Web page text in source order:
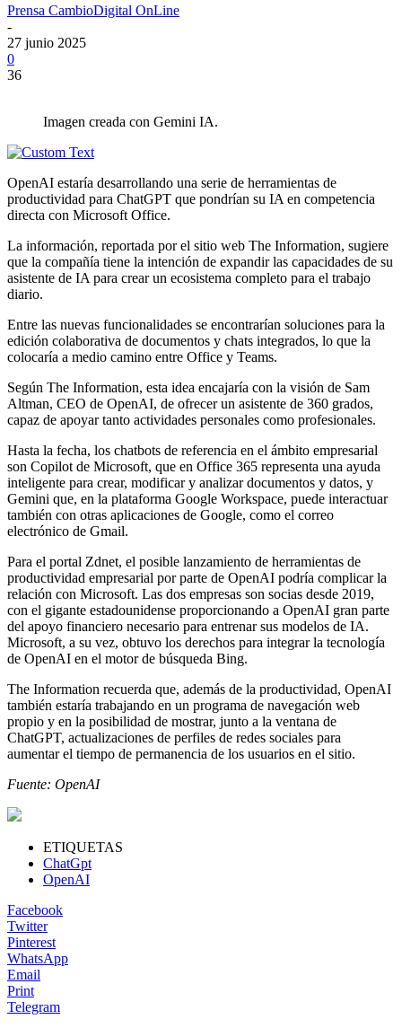
Prensa CambioDigital OnLine
-
27 junio 2025
0
36
Imagen creada con Gemini IA.
OpenAI estaría desarrollando una serie de herramientas de
productividad para ChatGPT que pondrían su IA en competencia
directa con Microsoft Office.
La información, reportada por el sitio web The Information, sugiere
que la compañía tiene la intención de expandir las capacidades de su
asistente de IA para crear un ecosistema completo para el trabajo
diario.
Entre las nuevas funcionalidades se encontrarían soluciones para la
edición colaborativa de documentos y chats integrados, lo que la
colocaría a medio camino entre Office y Teams.
Según The Information, esta idea encajaría con la visión de Sam
Altman, CEO de OpenAI, de ofrecer un asistente de 360 grados,
capaz de apoyar tanto actividades personales como profesionales.
Hasta la fecha, los chatbots de referencia en el ámbito empresarial
son Copilot de Microsoft, que en Office 365 representa una ayuda
inteligente para crear, modificar y analizar documentos y datos, y
Gemini que, en la plataforma Google Workspace, puede interactuar
también con otras aplicaciones de Google, como el correo
electrónico de Gmail.
Para el portal Zdnet, el posible lanzamiento de herramientas de
productividad empresarial por parte de OpenAI podría complicar la
relación con Microsoft. Las dos empresas son socias desde 2019,
con el gigante estadounidense proporcionando a OpenAI gran parte
del apoyo financiero necesario para entrenar sus modelos de IA.
Microsoft, a su vez, obtuvo los derechos para integrar la tecnología
de OpenAI en el motor de búsqueda Bing.
The Information recuerda que, además de la productividad, OpenAI
también estaría trabajando en un programa de navegación web
propio y en la posibilidad de mostrar, junto a la ventana de
ChatGPT, actualizaciones de perfiles de redes sociales para
aumentar el tiempo de permanencia de los usuarios en el sitio.
Fuente: OpenAI
ETIQUETAS
ChatGpt
OpenAI
Facebook
Twitter
Pinterest
WhatsApp
Email
Print
Telegram